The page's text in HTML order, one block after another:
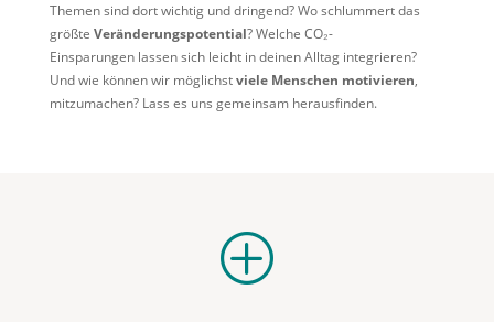
Themen sind dort wichtig und dringend? Wo schlummert das
größte Veränderungspotential? Welche CO₂-
Einsparungenlassen sich leicht in deinen Alltag integrieren?
Und wie können wir möglichstviele Menschen motivieren,
mitzumachen? Lass es uns gemeinsam herausfinden.
P